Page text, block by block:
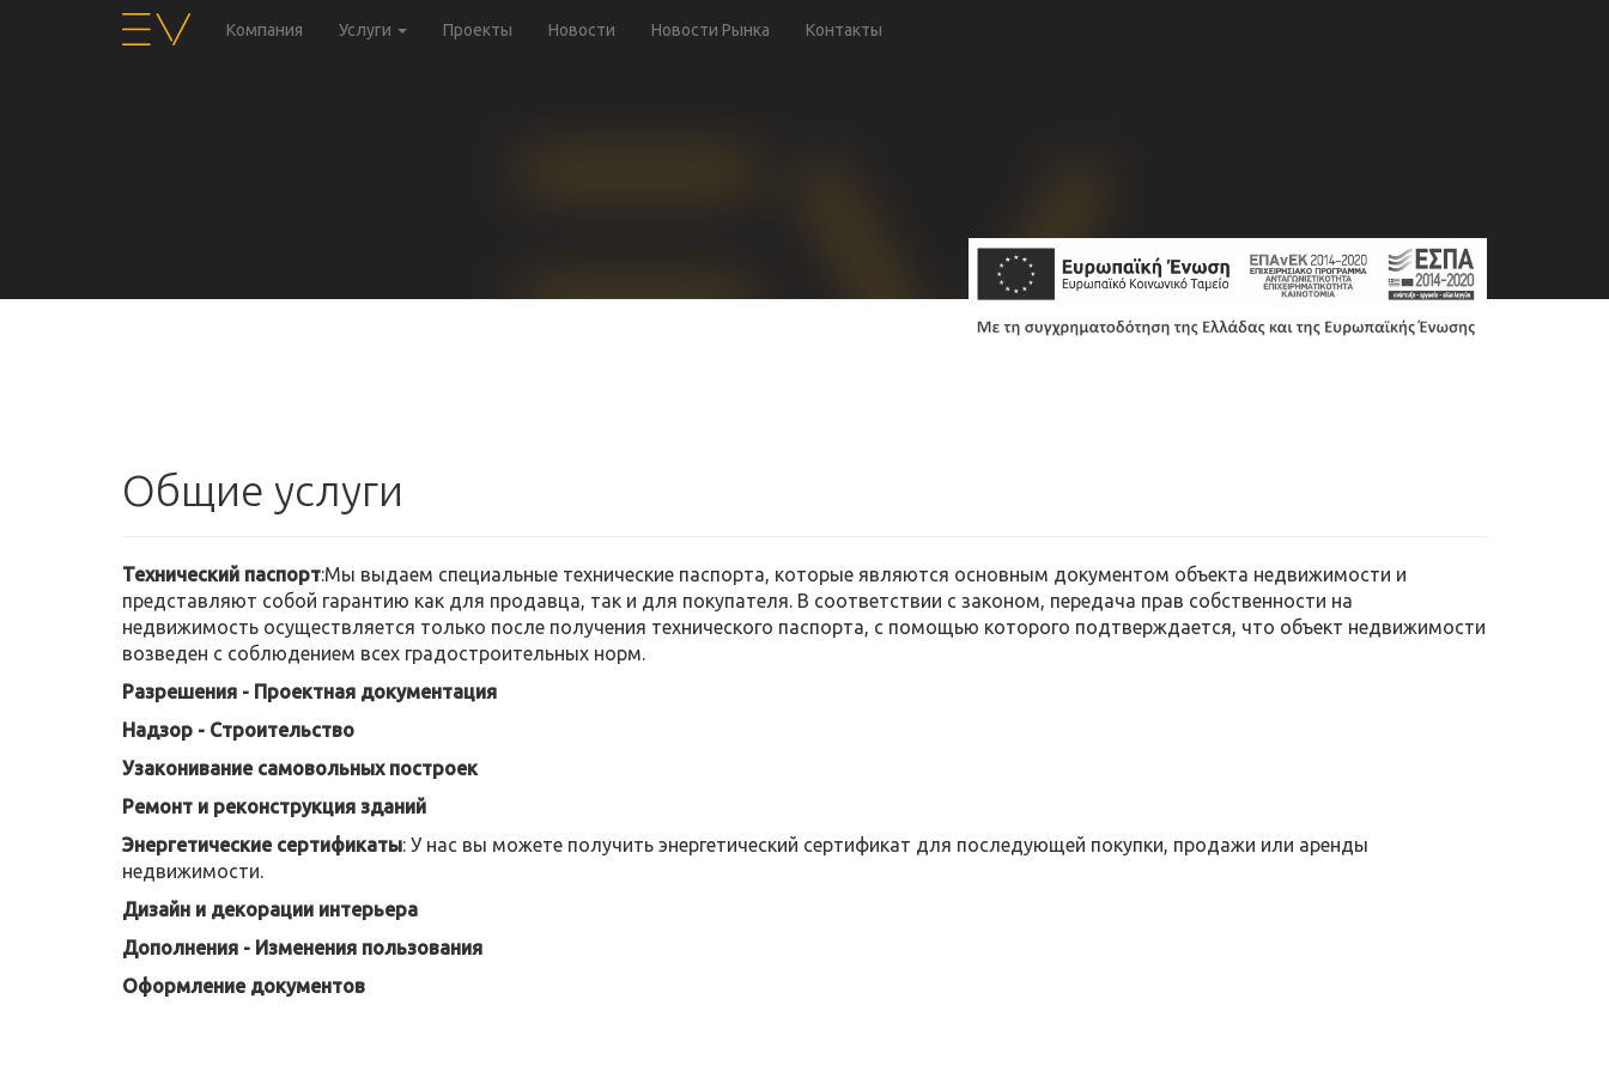
Компания Услуги Проекты Новости Новости Рынка Контакты
Общие услуги
Технический паспорт:Мы выдаем специальные технические паспорта, которые являются основным документом объекта недвижимости и
представляют собой гарантию как для продавца, так и для покупателя. В соответствии с законом, передача прав собственности на
недвижимость осуществляется только после получения технического паспорта, с помощью которого подтверждается, что объект недвижимости
возведен с соблюдением всех градостроительных норм.
Разрешения - Проектная документация
Надзор - Строительство
Узаконивание самовольных построек
Ремонт и реконструкция зданий
Энергетические сертификаты: У нас вы можете получить энергетический сертификат для последующей покупки, продажи или аренды
недвижимости.
Дизайн и декорации интерьера
Дополнения - Изменения пользования
Оформление документов